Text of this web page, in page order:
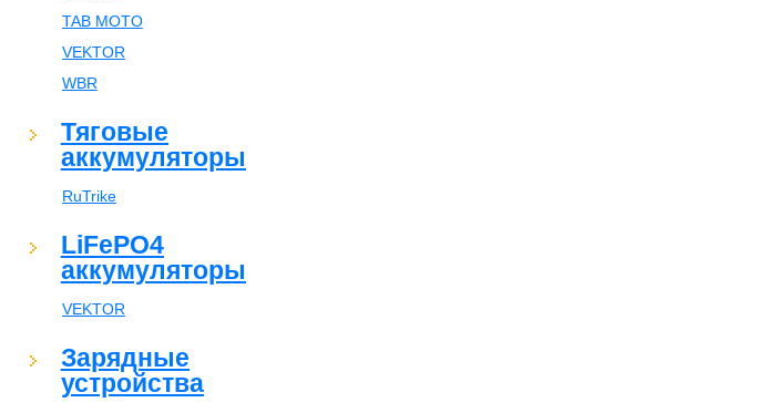
TAB MOTO
VEKTOR
WBR
Тяговые
аккумуляторы
RuTrike
LiFePO4
аккумуляторы
VEKTOR
Зарядные
устройства